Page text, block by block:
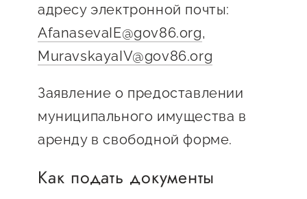
давления
Центры поддержки
Центр информационно-
консультационного
сопровождения
Поддержка центра
Центр образовательных
программ и молодежного
адресу электронной почты:
AfanasevaIE@gov86.org,
MuravskayaIV@gov86.org
Заявление о предоставлении
муниципального имущества в
аренду в свободной форме.
Как подать документы